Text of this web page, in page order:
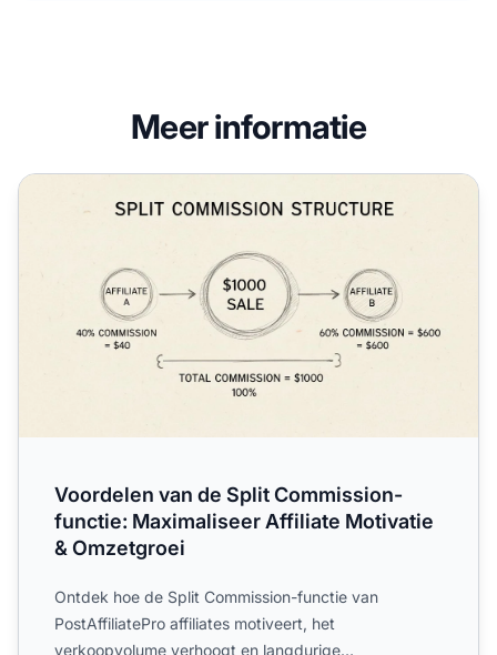
Meer informatie
Voordelen van de Split Commission-functie:
Voordelen van de Split Commission-
functie: Maximaliseer Affiliate Motivatie
& Omzetgroei
Ontdek hoe de Split Commission-functie van
PostAffiliatePro affiliates motiveert, het
verkoopvolume verhoogt en langdurige